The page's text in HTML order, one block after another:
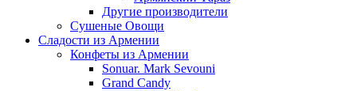
Другие производители
Сушеные Овощи
Сладости из Армении
Конфеты из Армении
Sonuar. Mark Sevouni
Grand Candy